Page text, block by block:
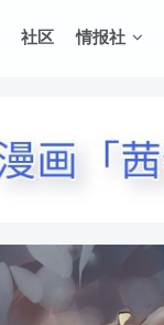
社区 情报社